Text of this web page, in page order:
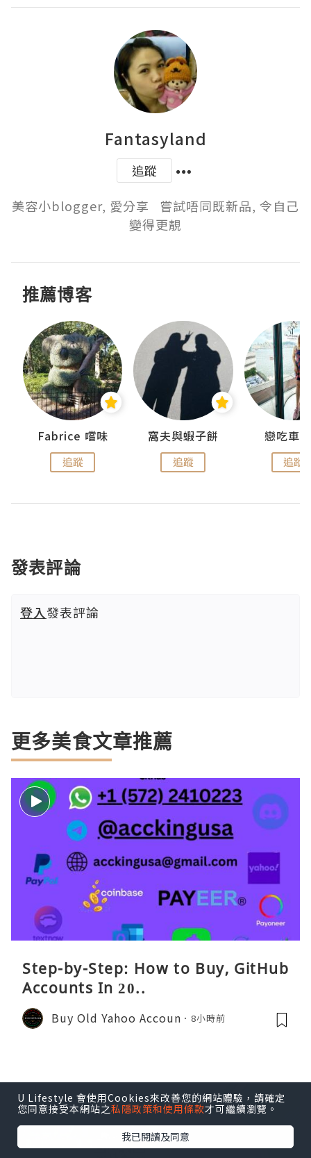
Fantasyland
追蹤
美容小blogger, 愛分享   嘗試唔同既新品, 令自己
變得更靚
推薦博客
Fabrice 嚐味
追蹤
窩夫與蝦子餅
追蹤
戀吃車
追蹤
發表評論
登入發表評論
更多美食文章推薦
Step-by-Step: How to Buy, GitHub
Accounts In 20..
Buy Old Yahoo Accoun 8小時前
U Lifestyle 會使用Cookies來改善您的網站體驗，請確定
您同意接受本網站之私隱政策和使用條款才可繼續瀏覽。
我已閱讀及同意